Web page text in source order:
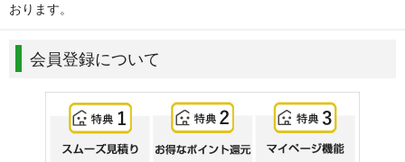
おります。
会員登録について